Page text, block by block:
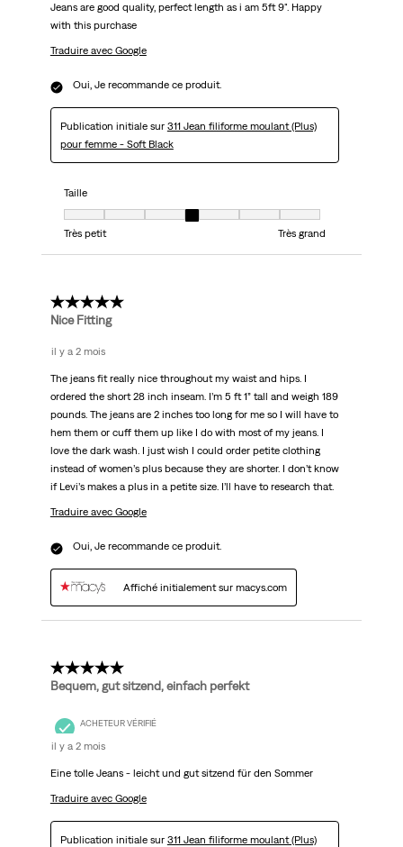
Jeans are good quality, perfect length as i am 5ft 9". Happy
with this purchase
Traduire avec Google
Oui, Je recommande ce produit.
Publication initiale sur 311 Jean filiforme moulant (Plus)
pour femme - Soft Black
Taille
Taille, 4 sur 7, où 1 est égal à Très petit et 7 est égal à Très grand
Très petit
Très grand
5 étoile(s) sur 5.
Nice Fitting
il y a 2 mois
The jeans fit really nice throughout my waist and hips. I
ordered the short 28 inch inseam. I’m 5 ft 1” tall and weigh 189
pounds. The jeans are 2 inches too long for me so I will have to
hem them or cuff them up like I do with most of my jeans. I
love the dark wash. I just wish I could order petite clothing
instead of women’s plus because they are shorter. I don’t know
if Levi’s makes a plus in a petite size. I’ll have to research that.
Traduire avec Google
Oui, Je recommande ce produit.
Affiché initialement sur macys.com
5 étoile(s) sur 5.
Bequem, gut sitzend, einfach perfekt
ACHETEUR VÉRIFIÉ
il y a 2 mois
Eine tolle Jeans - leicht und gut sitzend für den Sommer
Traduire avec Google
Publication initiale sur 311 Jean filiforme moulant (Plus)